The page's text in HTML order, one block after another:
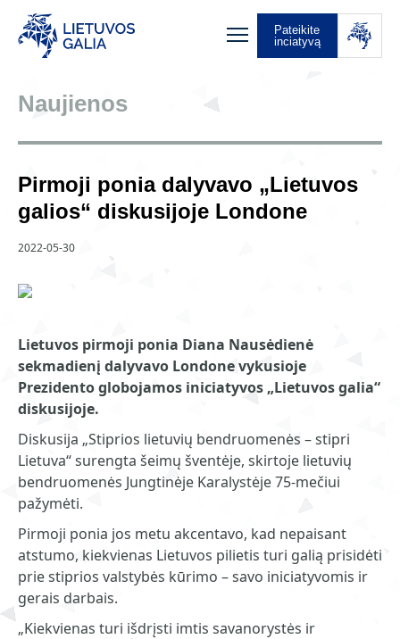
Pateikite
inciatyvą
Naujienos
Pirmoji ponia dalyvavo „Lietuvos
galios“ diskusijoje Londone
2022-05-30
Lietuvos pirmoji ponia Diana Nausėdienė
sekmadienį dalyvavo Londone vykusioje
Prezidento globojamos iniciatyvos „Lietuvos galia“
diskusijoje.
Diskusija „Stiprios lietuvių bendruomenės – stipri
Lietuva“ surengta šeimų šventėje, skirtoje lietuvių
bendruomenės Jungtinėje Karalystėje 75-mečiui
pažymėti.
Pirmoji ponia jos metu akcentavo, kad nepaisant
atstumo, kiekvienas Lietuvos pilietis turi galią prisidėti
prie stiprios valstybės kūrimo – savo iniciatyvomis ir
gerais darbais.
„Kiekvienas turi išdrįsti imtis savanorystės ir